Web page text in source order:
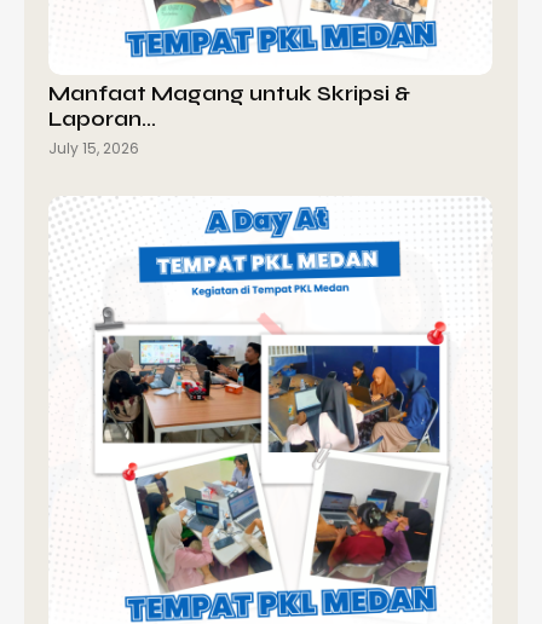
Manfaat Magang untuk Skripsi &
Laporan…
July 15, 2026